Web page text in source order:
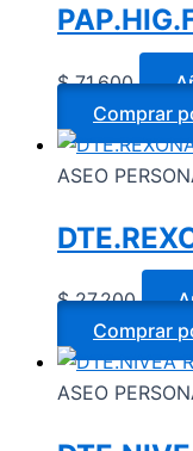
$71.600
Comprar
ASEO
$27.200
Comprar
ASEO